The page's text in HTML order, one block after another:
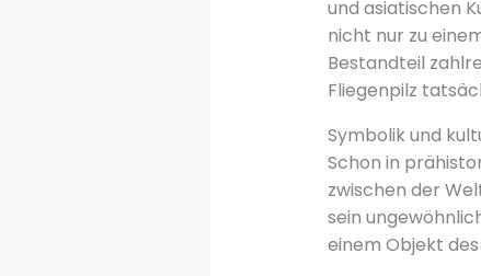
und asiatischen
nicht nur zu
Bestandteil
Fliegenpilz
Symbolik und
Schon in
zwischen der
sein
einem Objekt